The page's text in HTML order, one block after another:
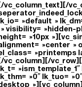
vc_column_text][/
»default »
visibility= »hidden-
»10px
»center »
»printemps
vc_column][/
»0″ lk_tuo=